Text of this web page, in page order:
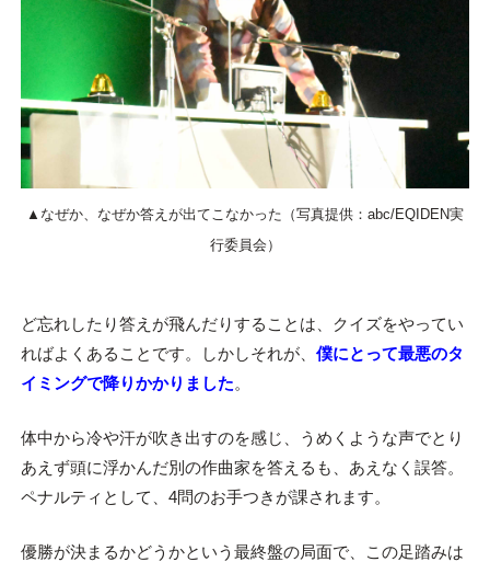
▲なぜか、なぜか答えが出てこなかった（写真提供：abc/EQIDEN実
行委員会）
ど忘れしたり答えが飛んだりすることは、クイズをやってい
ればよくあることです。しかしそれが、 僕にとって最悪のタ
イミングで降りかかりました。
体中から冷や汗が吹き出すのを感じ、うめくような声でとり
あえず頭に浮かんだ別の作曲家を答えるも、あえなく誤答。
ペナルティとして、4問のお手つきが課されます。
優勝が決まるかどうかという最終盤の局面で、この足踏みは